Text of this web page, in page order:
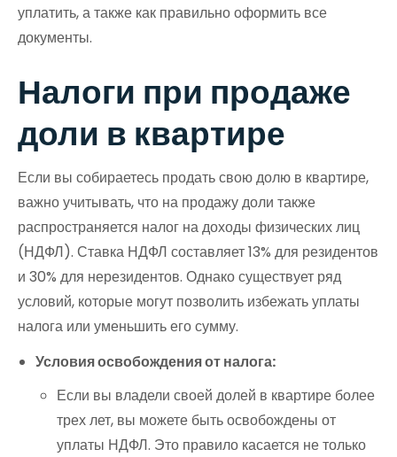
уплатить, а также как правильно оформить все
документы.
Налоги при продаже
доли в квартире
Если вы собираетесь продать свою долю в квартире,
важно учитывать, что на продажу доли также
распространяется налог на доходы физических лиц
(НДФЛ). Ставка НДФЛ составляет 13% для резидентов
и 30% для нерезидентов. Однако существует ряд
условий, которые могут позволить избежать уплаты
налога или уменьшить его сумму.
Условия освобождения от налога:
Если вы владели своей долей в квартире более
трех лет, вы можете быть освобождены от
уплаты НДФЛ. Это правило касается не только